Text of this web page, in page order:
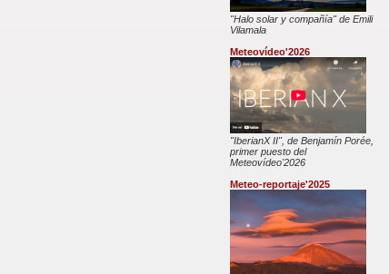
"Halo solar y compañía" de Emili
Vilamala
Meteovídeo'2026
"IberianX II", de Benjamín Porée,
primer puesto del
Meteovídeo'2026
Meteo-reportaje'2025